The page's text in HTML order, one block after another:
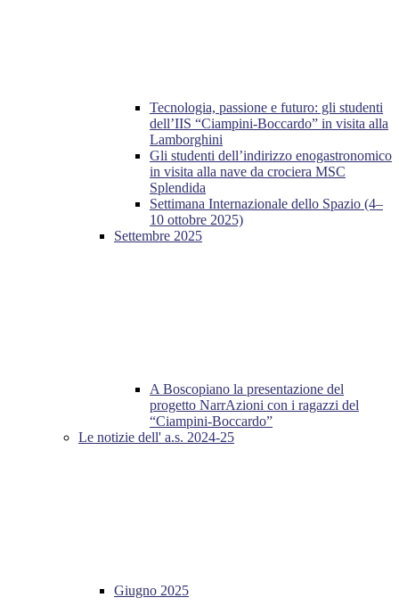
Tecnologia, passione e futuro: gli studenti
dell’IIS “Ciampini-Boccardo” in visita alla
Lamborghini
Gli studenti dell’indirizzo enogastronomico
in visita alla nave da crociera MSC
Splendida
Settimana Internazionale dello Spazio (4–
10 ottobre 2025)
Settembre 2025
A Boscopiano la presentazione del
progetto NarrAzioni con i ragazzi del
“Ciampini-Boccardo”
Le notizie dell' a.s. 2024-25
Giugno 2025